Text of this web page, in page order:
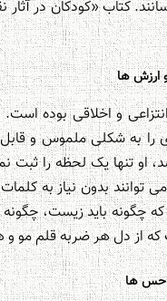
ارزش ها
انتزاعی و اخلاقی بوده
به شکلی ملموس و
او تنها یک لحظه را
توانند بدون نیاز به
چگونه باید زیست،
که از دل هر ضربه قلم مو
حس ها